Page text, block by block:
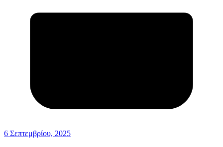
6 Σεπτεμβρίου, 2025